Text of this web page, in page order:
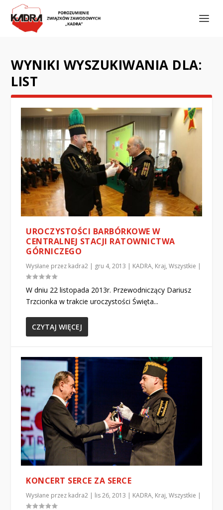
WYNIKI WYSZUKIWANIA DLA:
LIST
UROCZYSTOŚCI BARBÓRKOWE W
CENTRALNEJ STACJI RATOWNICTWA
GÓRNICZEGO
Wysłane przez kadra2 | gru 4, 2013 | KADRA, Kraj,Wszystkie |
W dniu 22 listopada 2013r. Przewodniczący Dariusz
Trzcionka w trakcie uroczystości Święta...
CZYTAJ WIĘCEJ
KONCERT SERCE ZA SERCE
Wysłane przez kadra2 | lis 26, 2013 | KADRA, Kraj,Wszystkie |